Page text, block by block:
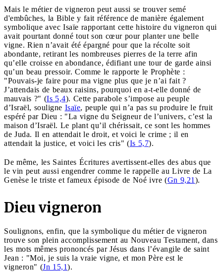
Mais le métier de vigneron peut aussi se trouver semé
d'embûches, la Bible y fait référence de manière également
symbolique avec Isaïe rapportant cette histoire du vigneron qui
avait pourtant donné tout son cœur pour planter une belle
vigne. Rien n’avait été épargné pour que la récolte soit
abondante, retirant les nombreuses pierres de la terre afin
qu’elle croisse en abondance, édifiant une tour de garde ainsi
qu’un beau pressoir. Comme le rapporte le Prophète :
"Pouvais-je faire pour ma vigne plus que je n’ai fait ?
J’attendais de beaux raisins, pourquoi en a-t-elle donné de
mauvais ?" (Is 5,4). Cette parabole s’impose au peuple
d’Israël, souligne Isaïe, peuple qui n’a pas su produire le fruit
espéré par Dieu : "La vigne du Seigneur de l’univers, c’est la
maison d’Israël. Le plant qu’il chérissait, ce sont les hommes
de Juda. Il en attendait le droit, et voici le crime ; il en
attendait la justice, et voici les cris" (Is 5,7).
De même, les Saintes Écritures avertissent-elles des abus que
le vin peut aussi engendrer comme le rappelle au Livre de La
Genèse le triste et fameux épisode de Noé ivre (Gn 9,21 ).
Dieu vigneron
Soulignons, enfin, que la symbolique du métier de vigneron
trouve son plein accomplissement au Nouveau Testament, dans
les mots mêmes prononcés par Jésus dans l’évangile de saint
Jean : "Moi, je suis la vraie vigne, et mon Père est le
vigneron" (Jn 15,1).